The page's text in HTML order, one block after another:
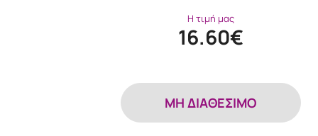
Η τιμή μας
16.60€
MH ΔΙΑΘΕΣΙΜΟ